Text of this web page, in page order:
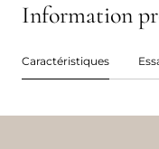
Information
Caractéristiques